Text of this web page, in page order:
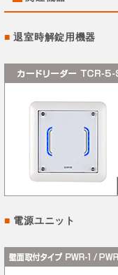
■ 退室時解錠用機器
■ 電源ユニット